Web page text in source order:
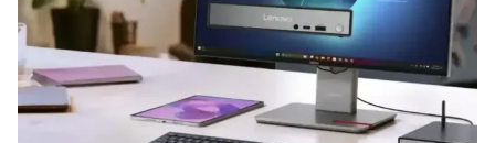
Zoeken Zoek